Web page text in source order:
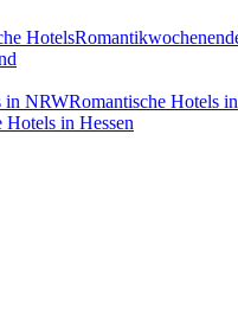
Hotels
in NRWRomantische Hotels in
Hotels in Hessen